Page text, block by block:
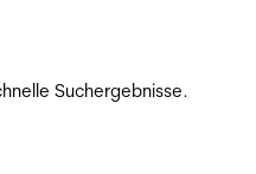
Suchergebnisse.